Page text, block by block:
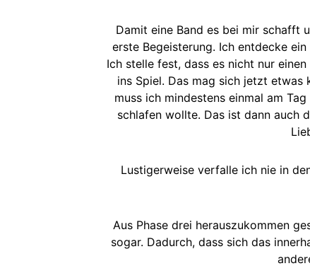
Damit eine Band es bei mir schafft
erste Begeisterung. Ich entdecke
Ich stelle fest, dass es nicht nur
ins Spiel. Das mag sich jetzt etwas
muss ich mindestens einmal am
schlafen wollte. Das ist dann auch
Lustigerweise verfalle ich nie in
Aus Phase drei herauszukommen
sogar. Dadurch, dass sich das